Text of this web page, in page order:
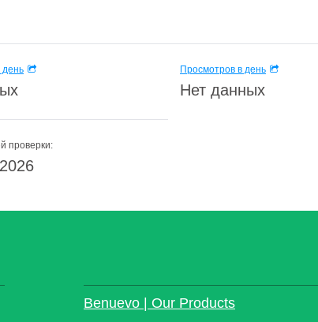
день Просмотров в день
Нет данных
проверки:
Benuevo | Our Products